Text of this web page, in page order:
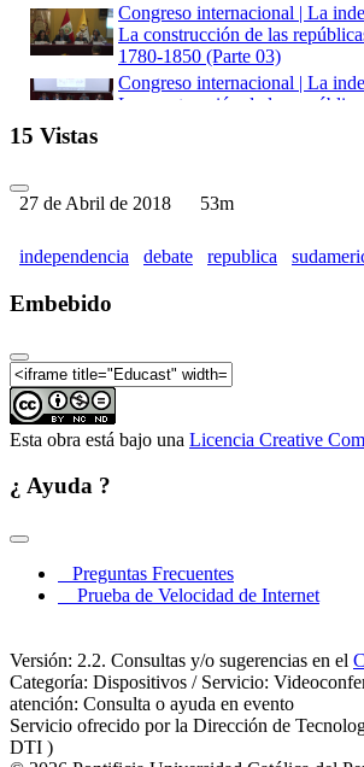
Congreso internacional | La
La construcción de las
1780-1850 (Parte 03)
Congreso internacional | La
La construcción de las
1780-1850 (Parte 05)
Repúblicas en Sudamérica,
Repúblicas en Sudamérica,
La independencia a debate. La
La independencia a debate. La
Repúblicas en Sudamérica,
15 Vistas
27 de Abril de 2018 53m
independencia debate republica
Embebido
Esta obra está bajo una Licencia Creative
¿ Ayuda ?
Preguntas Frecuentes
Prueba de Velocidad de Internet
Versión: 2.2. Consultas y/o sugerencias en el
Categoría: Dispositivos / Servicio:
atención: Consulta o ayuda en evento
Servicio ofrecido por la Dirección de
DTI )